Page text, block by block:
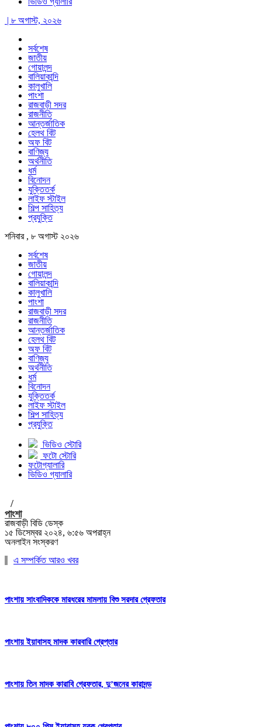
| ৮ অগাস্ট, ২০২৬
সর্বশেষ
জাতীয়
গোয়ালন্দ
বালিয়াকান্দি
কালুখালি
পাংশা
রাজবাড়ী সদর
রাজনীতি
আন্তর্জাতিক
হেলথ বিট
অফ বিট
বাণিজ্য
অর্থনীতি
ধর্ম
বিনোদন
যুক্তিতর্ক
লাইফ স্টাইল
শিল্প সাহিত্য
প্রযুক্তি
শনিবার , ৮ অগাস্ট ২০২৬
সর্বশেষ
জাতীয়
গোয়ালন্দ
বালিয়াকান্দি
কালুখালি
পাংশা
রাজবাড়ী সদর
রাজনীতি
আন্তর্জাতিক
হেলথ বিট
অফ বিট
বাণিজ্য
অর্থনীতি
ধর্ম
বিনোদন
যুক্তিতর্ক
লাইফ স্টাইল
শিল্প সাহিত্য
প্রযুক্তি
ভিডিও স্টোরি
ফটো স্টোরি
ফটোগ্যালারি
ভিডিও গ্যালারি
/
পাংশা
রাজবাড়ী বিডি ডেস্ক
১৫ ডিসেম্বর ২০২৪, ৬:৫৬ অপরাহ্ন
অনলাইন সংস্করণ
এ সম্পর্কিত আরও খবর
পাংশায় সাংবাদিককে মারধরের মামলায় বিশু সরদার গ্রেফতার
পাংশায় ইয়াবাসহ মাদক কারবারি গ্রেপ্তার
পাংশায় তিন মাদক কারাবি গ্রেফতার, দু’জনের কারাদন্ড